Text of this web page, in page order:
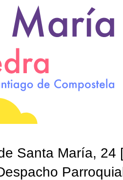
Santa María, 24